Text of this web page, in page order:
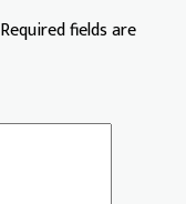
Required fields are